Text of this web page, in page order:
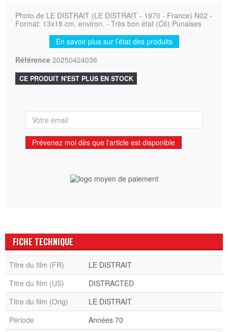
Photo de LE DISTRAIT (LE DISTRAIT - 1970 - France) N02 -
Format: 13x18 cm. environ. - Très bon état (C6) Punaises
En savoir plus sur l’état des produits
Référence 20250424036
CE PRODUIT N'EST PLUS EN STOCK
Prévenez moi dès que l'article est disponible
FICHE TECHNIQUE
Titre du film (FR)
LE DISTRAIT
Titre du film (US)
DISTRACTED
Titre du film (Orig)
LE DISTRAIT
Période
Années 70